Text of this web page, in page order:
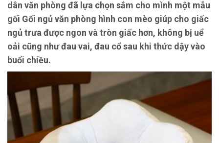
dân văn phòng đã lựa chọn sắm cho mình một mẫu
gối Gối ngủ văn phòng hình con mèo giúp cho giấc
ngủ trưa được ngon và tròn giấc hơn, không bị uể
oải cũng như đau vai, đau cổ sau khi thức dậy vào
buổi chiều.